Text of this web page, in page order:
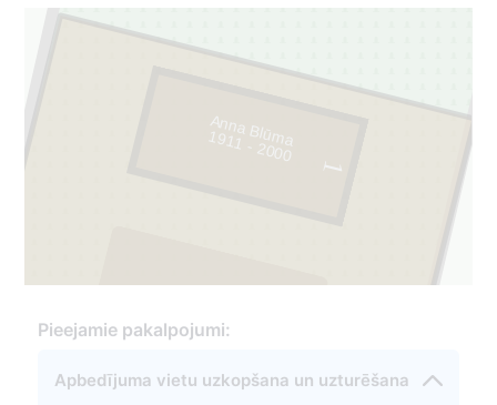
1
Anna Blūma
1911 - 2000
Pieejamie pakalpojumi:
Apbedījuma vietu uzkopšana un uzturēšana